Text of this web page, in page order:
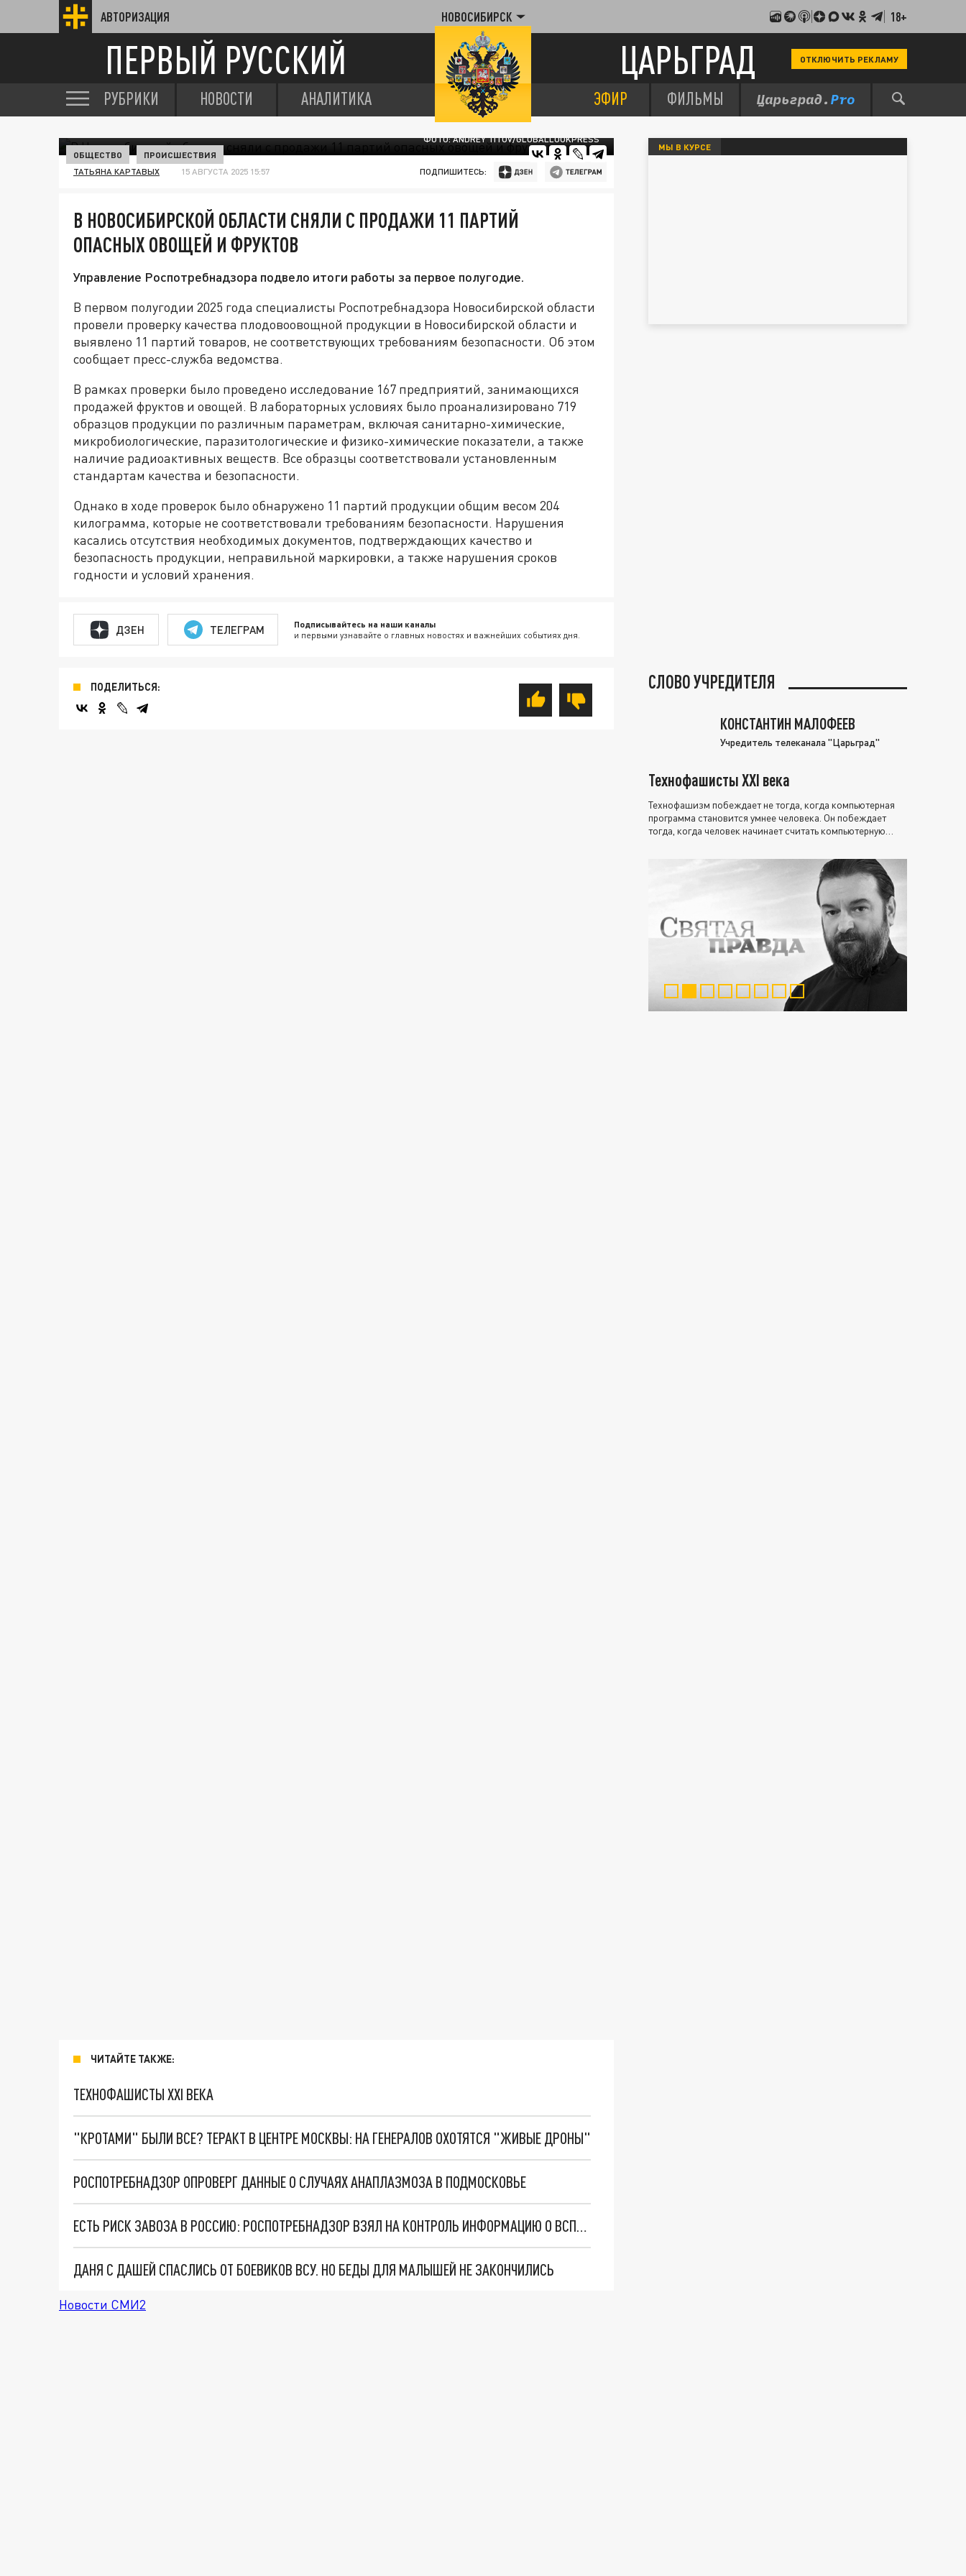
АВТОРИЗАЦИЯ НОВОСИБИРСК 18+
ПЕРВЫЙ РУССКИЙ ЦАРЬГРАД ОТКЛЮЧИТЬ РЕКЛАМУ
РУБРИКИ НОВОСТИ АНАЛИТИКА ЭФИР ФИЛЬМЫ
ФОТО: ANDREY TITOV/GLOBALLOOKPRESS
ОБЩЕСТВО ПРОИСШЕСТВИЯ
ТАТЬЯНА КАРТАВЫХ 15 АВГУСТА 2025 15:57 ПОДПИШИТЕСЬ:
В НОВОСИБИРСКОЙ ОБЛАСТИ СНЯЛИ С ПРОДАЖИ 11 ПАРТИЙ
ОПАСНЫХ ОВОЩЕЙ И ФРУКТОВ
Управление Роспотребнадзора подвело итоги работы за первое полугодие.
В первом полугодии 2025 года специалисты Роспотребнадзора Новосибирской области
провели проверку качества плодовоовощной продукции в Новосибирской области и
выявлено 11 партий товаров, не соответствующих требованиям безопасности. Об этом
сообщает пресс-служба ведомства.
В рамках проверки было проведено исследование 167 предприятий, занимающихся
продажей фруктов и овощей. В лабораторных условиях было проанализировано 719
образцов продукции по различным параметрам, включая санитарно-химические,
микробиологические, паразитологические и физико-химические показатели, а также
наличие радиоактивных веществ. Все образцы соответствовали установленным
стандартам качества и безопасности.
Однако в ходе проверок было обнаружено 11 партий продукции общим весом 204
килограмма, которые не соответствовали требованиям безопасности. Нарушения
касались отсутствия необходимых документов, подтверждающих качество и
безопасность продукции, неправильной маркировки, а также нарушения сроков
годности и условий хранения.
ДЗЕН ТЕЛЕГРАМ Подписывайтесь на наши каналы
и первыми узнавайте о главных новостях и важнейших событиях дня.
ПОДЕЛИТЬСЯ:
ЧИТАЙТЕ ТАКЖЕ:
ТЕХНОФАШИСТЫ XXI ВЕКА
"КРОТАМИ" БЫЛИ ВСЕ? ТЕРАКТ В ЦЕНТРЕ МОСКВЫ: НА ГЕНЕРАЛОВ ОХОТЯТСЯ "ЖИВЫЕ ДРОНЫ"
РОСПОТРЕБНАДЗОР ОПРОВЕРГ ДАННЫЕ О СЛУЧАЯХ АНАПЛАЗМОЗА В ПОДМОСКОВЬЕ
ЕСТЬ РИСК ЗАВОЗА В РОССИЮ: РОСПОТРЕБНАДЗОР ВЗЯЛ НА КОНТРОЛЬ ИНФОРМАЦИЮ О ВСПЫШКЕ ЧИКУНГУНЬИ
ДАНЯ С ДАШЕЙ СПАСЛИСЬ ОТ БОЕВИКОВ ВСУ. НО БЕДЫ ДЛЯ МАЛЫШЕЙ НЕ ЗАКОНЧИЛИСЬ
Новости СМИ2
МЫ В КУРСЕ
СЛОВО УЧРЕДИТЕЛЯ
КОНСТАНТИН МАЛОФЕЕВ
Учредитель телеканала "Царьград"
Технофашисты XXI века
Технофашизм побеждает не тогда, когда компьютерная
программа становится умнее человека. Он побеждает
тогда, когда человек начинает считать компьютерную